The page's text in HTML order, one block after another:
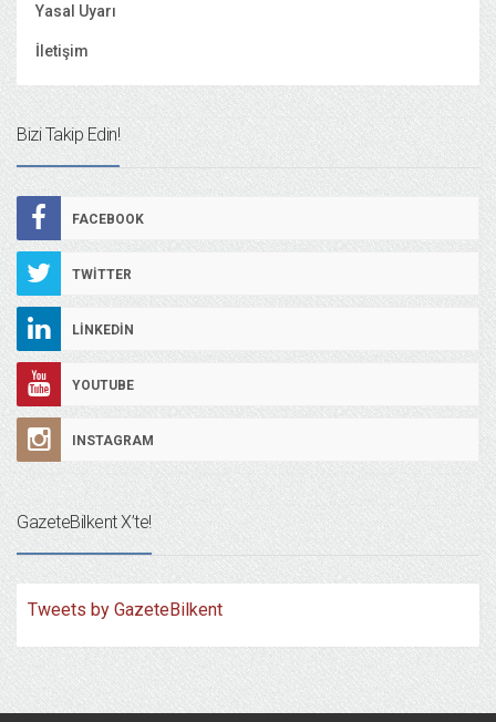
Yasal Uyarı
İletişim
Bizi Takip Edin!
FACEBOOK
TWITTER
LINKEDIN
YOUTUBE
INSTAGRAM
GazeteBilkent X’te!
Tweets by GazeteBilkent